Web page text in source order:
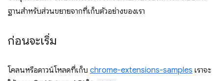
ฐานสำหรับส่วนขยายจากที่เก็บตัวอย่างของเรา
ก่อนจะเริ่ม
โคลนหรือดาวน์โหลดที่เก็บ chrome-extensions-samples เราจะ